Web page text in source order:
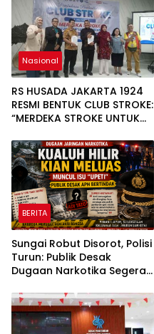
Nasional
RS HUSADA JAKARTA 1924
RESMI BENTUK CLUB STROKE:
“MERDEKA STROKE UNTUK
BERITA
Sungai Robut Disorot, Polisi
Turun: Publik Desak
Dugaan Narkotika Segera